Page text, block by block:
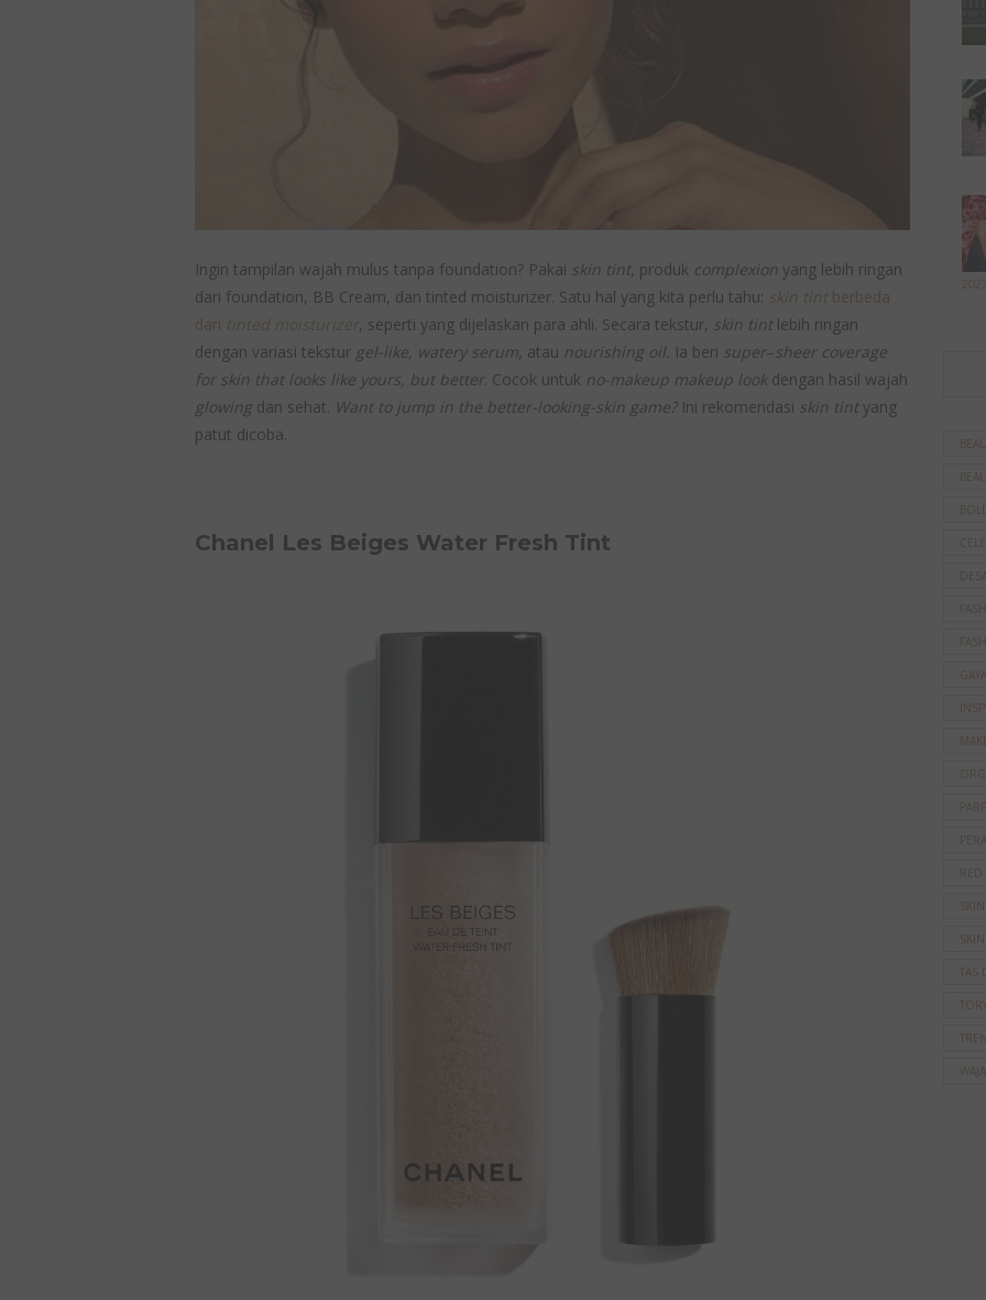
Ingin tampilan wajah mulus tanpa foundation? Pakai skin tint, produk complexion yang lebih ringan
dari foundation, BB Cream, dan tinted moisturizer. Satu hal yang kita perlu tahu: skin tint berbeda
dari tinted moisturizer, seperti yang dijelaskan para ahli. Secara tekstur, skin tint lebih ringan
dengan variasi tekstur gel-like, watery serum, atau nourishing oil. Ia beri super–sheer coverage
for skin that looks like yours, but better . Cocok untuk no-makeup makeup look dengan hasil wajah
glowing dan sehat. Want to jump in the better-looking-skin game?Ini rekomendasi skin tint yang
patut dicoba.
Chanel Les Beiges Water Fresh Tint
RED
TAS